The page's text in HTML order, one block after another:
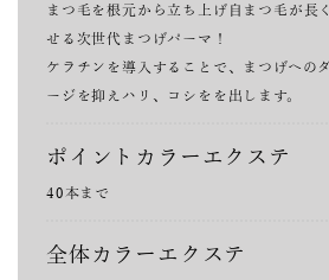
まつ毛を根元から立ち上げ自まつ毛が長
せる次世代まつげパーマ！
ケラチンを導入することで、まつげへの
ージを抑えハリ、コシをを出します。
ポイントカラーエクステ
40本まで
全体カラーエクステ